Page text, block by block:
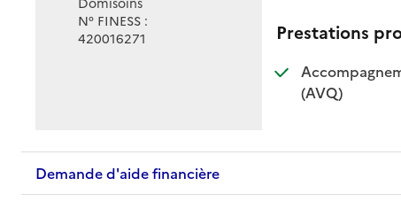
N° FINESS :
420016271
Prestations
(AVQ)
: disponible
: non
Demande d'aide financière